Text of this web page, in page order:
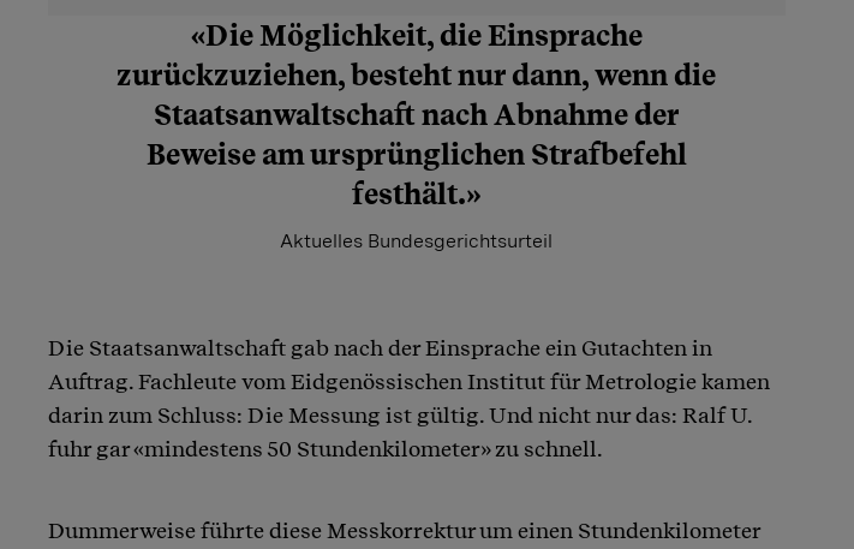
«Die Möglichkeit, die Einsprache
zurückzuziehen, besteht nur dann, wenn die
Staatsanwaltschaft nach Abnahme der
Beweise am ursprünglichen Strafbefehl
festhält.»
Aktuelles Bundesgerichtsurteil
Die Staatsanwaltschaft gab nach der Einsprache ein Gutachten in
Auftrag. Fachleute vom Eidgenössischen Institut für Metrologie kamen
darin zum Schluss: Die Messung ist gültig. Und nicht nur das: Ralf U.
fuhr gar «mindestens 50 Stundenkilometer» zu schnell.
Dummerweise führte diese Messkorrektur um einen Stundenkilometer